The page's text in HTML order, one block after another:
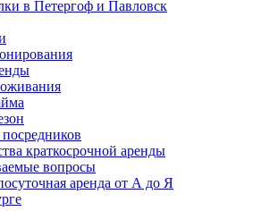
в Петергоф и Павловск
краткосрочной аренды
вопросы
аренда от А до Я